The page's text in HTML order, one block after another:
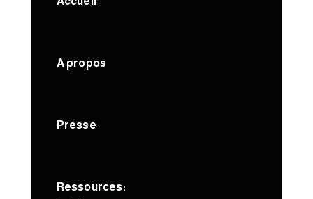
A propos
Presse
Ressources: